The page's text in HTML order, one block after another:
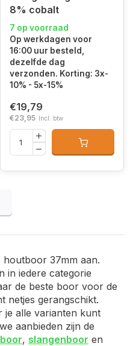
8% cobalt
7 op voorraad
Op werkdagen voor
16:00 uur besteld,
dezelfde dag
verzonden. Korting: 3x-
10% - 5x-15%
€19,79
€23,95 Incl. btw
37mm aan.
in iedere categorie
de beste boor voor de
netjes gerangschikt.
je alle varianten kunt
aanbieden zijn de
, slangenboor en